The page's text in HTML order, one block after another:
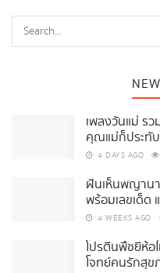
เพลงวันแม่ ร
คุณแม่ก็ประทับ
4 DAYS AGO
ฝันเห็นพญานา
พร้อมเลขเด็ด
4 WEEKS AGO
โปรตีนพืชยี่ห้อ
โจทย์คนรักสุข